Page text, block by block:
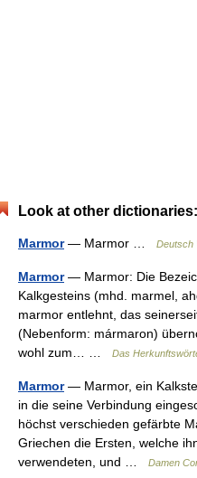
Look at other dictionaries:
Marmor— Marmor … Deutsch
Marmor— Marmor: Die
Kalkgesteins (mhd. marmel,
marmor entlehnt, das
(Nebenform: mármaron)
wohl zum… …
Das
Marmor— Marmor, ein
in die seine Verbindung
höchst verschieden gefärbte
Griechen die Ersten, welche
verwendeten, und …
Damen